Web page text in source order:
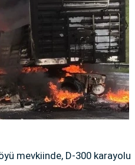
mevkiinde, D-300 karayolu